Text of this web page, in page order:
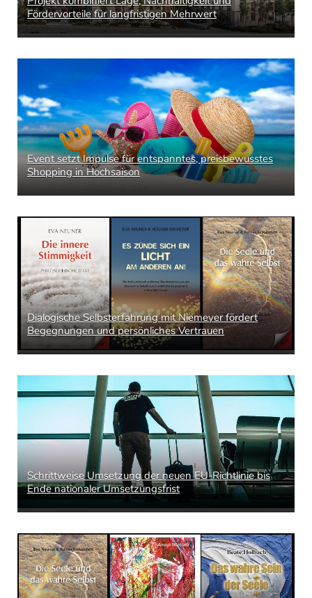
Fördervorteile für langfristigen Mehrwert
Event setzt Impulse für entspanntes, preisbewusstes
Shopping in Hochsaison
Dialogische Selbsterfahrung mit Niemeyer fördert
Begegnungen und persönliches Vertrauen
Schrittweise Umsetzung der neuen EU-Richtlinie bis
Ende nationaler Umsetzungsfrist